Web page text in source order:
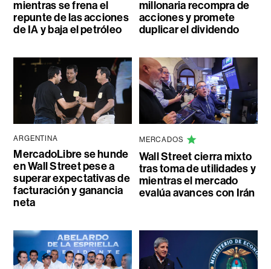
mientras se frena el
repunte de las acciones
de IA y baja el petróleo
millonaria recompra de
acciones y promete
duplicar el dividendo
ARGENTINA
MercadoLibre se hunde
en Wall Street pese a
superar expectativas de
facturación y ganancia
neta
MERCADOS
Wall Street cierra mixto
tras toma de utilidades y
mientras el mercado
evalúa avances con Irán